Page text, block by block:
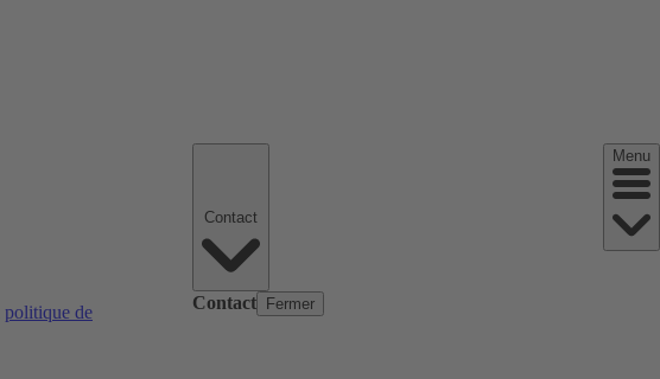
politique de
Contact Fermer
Menu